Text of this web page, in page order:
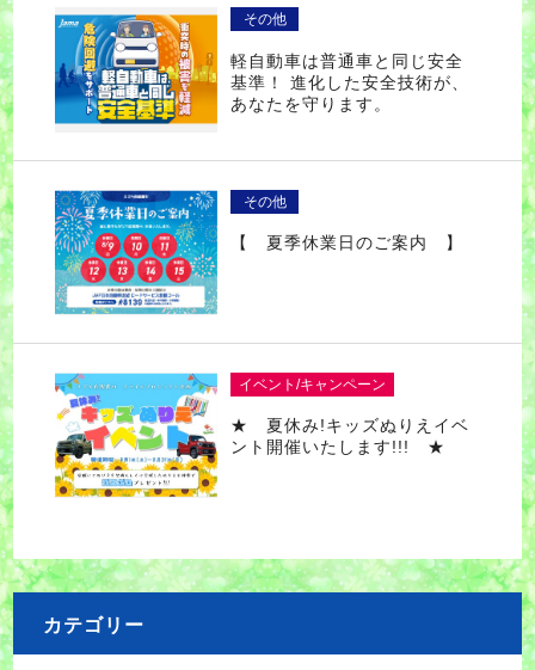
その他
軽自動車は普通車と同じ安全
基準！ 進化した安全技術が、
あなたを守ります。
その他
【 夏季休業日のご案内 】
イベント/キャンペーン
★ 夏休み!キッズぬりえイベ
ント開催いたします!!! ★
カテゴリー